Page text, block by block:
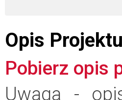
Opis Projektu
Pobierz opis
Uwaga -